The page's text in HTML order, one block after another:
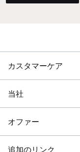
カスタマーケア
当社
オファー
追加のリンク